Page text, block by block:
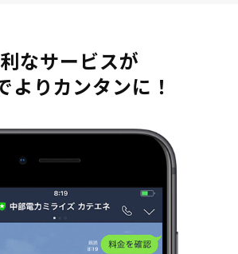
なサービスが
よりカンタンに！